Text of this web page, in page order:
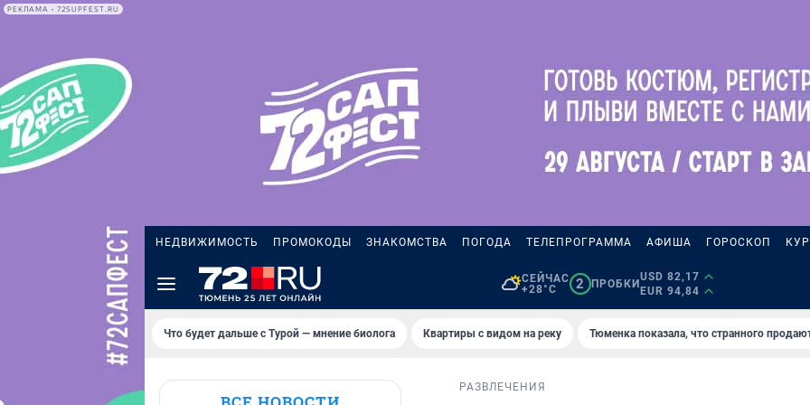
РЕКЛАМА • 72SUPFEST.RU
НЕДВИЖИМОСТЬ ПРОМОКОДЫ ЗНАКОМСТВА ПОГОДА ТЕЛЕПРОГРАММА АФИША ГОРОСКОП
СЕЙЧАС
+28°C
2 ПРОБКИ
USD 82,17
EUR 94,84
Что будет дальше с Турой — мнение биолога Квартиры с видом на реку Тюменка показала, что странного
РАЗВЛЕЧЕНИЯ